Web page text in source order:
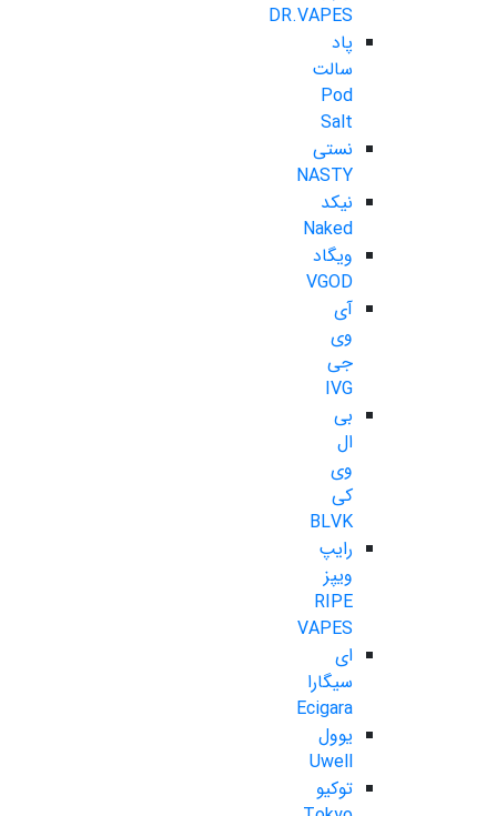
DR.VAPES
پاد
سالت
Pod
Salt
نستی
NASTY
نیکد
Naked
ویگاد
VGOD
آی
وی
جی
IVG
بی
ال
وی
کی
BLVK
رایپ
ویپز
RIPE
VAPES
ای
سیگارا
Ecigara
یوول
Uwell
توکیو